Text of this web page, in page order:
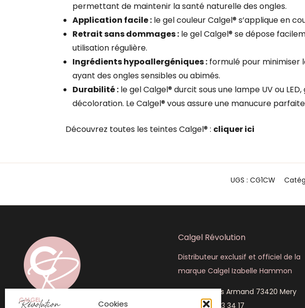
Cookies
permettant de maintenir la santé naturelle des ongles.
Application facile : le gel couleur Calgel® s’applique en
Retrait sans dommages : le gel Calgel® se dépose
utilisation régulière.
Ingrédients hypoallergéniques : formulé pour minimiser
ayant des ongles sensibles ou abimés.
Durabilité : le gel Calgel® durcit sous une lampe UV ou
décoloration. Le Calgel® vous assure une manucure
Découvrez toutes les teintes Calgel® : cliquer ici
UGS : CG1CW
Calgel Révolution
Distributeur exclusif et officiel de la
marque Calgel Izabelle Hammon
445 rue Louis Armand 73420 Mery
+33 (6) 50 43 34 17